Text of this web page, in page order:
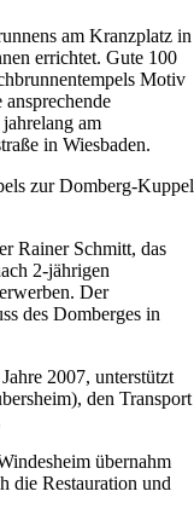
am Kranzplatz in
errichtet. Gute 100
Motiv
am
in Wiesbaden.
zur Domberg-Kuppel
Rainer Schmitt, das
2-jährigen
Der
des Domberges in
2007, unterstützt
den Transport
übernahm
die Restauration und